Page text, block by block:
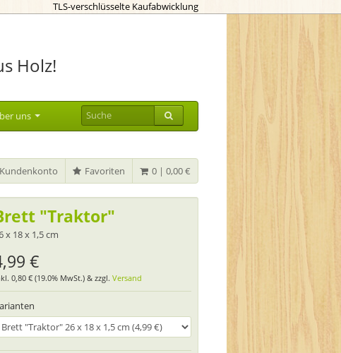
TLS-verschlüsselte Kaufabwicklung
Holz!
uns
0 | 0,00 €
Favoriten
Kundenkonto
"Traktor"
x 18 x 1,5 cm
€
0,80 € (19.0% MwSt.) & zzgl. Versand